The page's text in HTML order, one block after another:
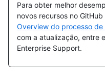
Para obter melhor
novos recursos no
Overview do processo
com a atualização, entre
Enterprise Support.